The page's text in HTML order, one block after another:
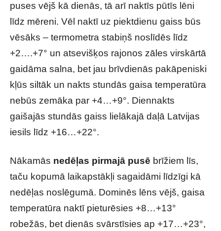
puses vējš kā dienās, tā arī naktīs pūtīs lēni
līdz mēreni. Vēl naktī uz piektdienu gaiss būs
vēsāks – termometra stabiņš noslīdēs līdz
+2….+7° un atsevišķos rajonos zāles virskārtā
gaidāma salna, bet jau brīvdienās pakāpeniski
kļūs siltāk un nakts stundās gaisa temperatūra
nebūs zemāka par +4…+9°. Diennakts
gaišajās stundās gaiss lielākajā daļā Latvijas
iesils līdz +16…+22°.
Nākamās nedēļas pirmajā pusē brīžiem līs,
taču kopumā laikapstākļi sagaidāmi līdzīgi kā
nedēļas noslēgumā. Dominēs lēns vējš, gaisa
temperatūra naktī pieturēsies +8…+13°
robežās, bet dienās svārstīsies ap +17…+23°,